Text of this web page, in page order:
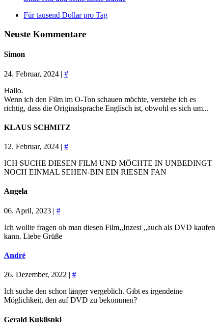
Für tausend Dollar pro Tag
Neuste Kommentare
Simon
24. Februar, 2024 | #
Hallo.
Wenn ich den Film im O-Ton schauen möchte, verstehe ich es
richtig, dass die Originalsprache Englisch ist, obwohl es sich um...
KLAUS SCHMITZ
12. Februar, 2024 | #
ICH SUCHE DIESEN FILM UND MÖCHTE IN UNBEDINGT
NOCH EINMAL SEHEN-BIN EIN RIESEN FAN
Angela
06. April, 2023 | #
Ich wollte fragen ob man diesen Film,,Inzest ,,auch als DVD kaufen
kann. Liebe Grüße
André
26. Dezember, 2022 | #
Ich suche den schon länger vergeblich. Gibt es irgendeine
Möglichkeit, den auf DVD zu bekommen?
Gerald Kuklisnki